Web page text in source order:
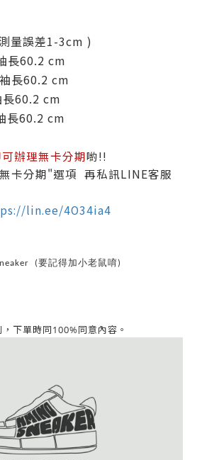
量誤差1-3cm )
長60.2 cm
長60.2 cm
60.2 cm
長60.2 cm
辦理無卡分期喲!!
卡分期"選項 再私訊LINE客服
lin.ee/4O34ia4
(要記得加小老鼠唷)
下單時同100%同意內容。